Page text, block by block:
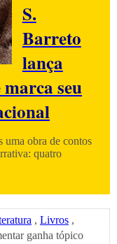
S.
Barreto
lança
seu
uma obra de contos
quatro
, Livros ,
ganha tópico